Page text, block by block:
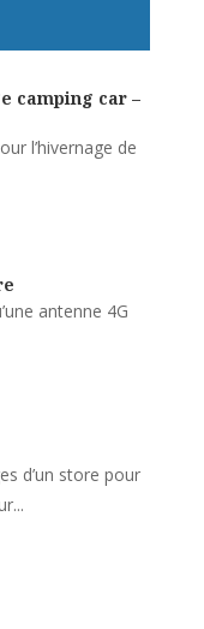
camping car –
l’hivernage de
antenne 4G
d’un store pour